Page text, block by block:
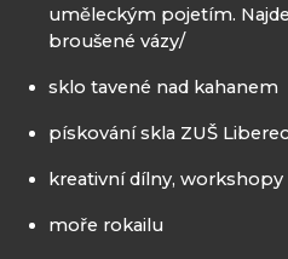
uměleckým pojetím.
broušené vázy/
sklo tavené nad kahanem
pískování skla ZUŠ Liberec
kreativní dílny, workshopy
moře rokailu